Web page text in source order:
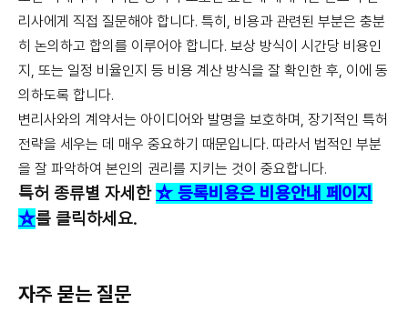
리사에게 직접 질문해야 합니다. 특히, 비용과 관련된 부분은 충분
히 논의하고 합의를 이루어야 합니다. 보상 방식이 시간당 비용인
지, 또는 일정 비율인지 등 비용 계산 방식을 잘 확인한 후, 이에 동
의하도록 합니다.
변리사와의 계약서는 아이디어와 발명을 보호하며, 장기적인 특허
전략을 세우는 데 매우 중요하기 때문입니다. 따라서 법적인 부분
을 잘 파악하여 본인의 권리를 지키는 것이 중요합니다.
특허 종류별 자세한☆ 등록비용은 비용안내 페이지
☆를 클릭하세요.
자주 묻는 질문